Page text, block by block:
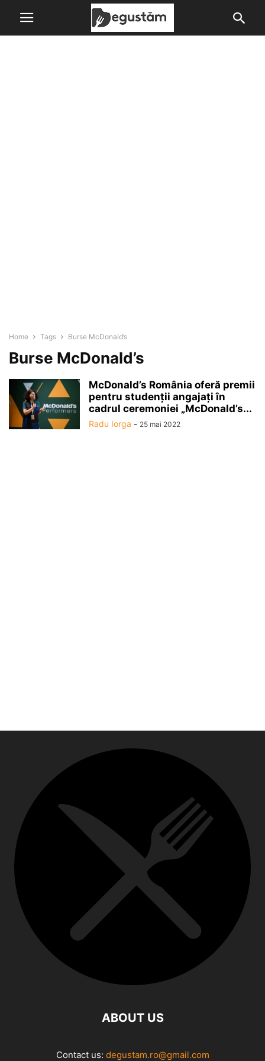
Home Tags Burse McDonald’s
Burse McDonald’s
McDonald’s România oferă premii
pentru studenţii angajaţi în
cadrul ceremoniei „McDonald’s...
Radu Iorga - 25 mai 2022
ABOUT US
Contact us: degustam.ro@gmail.com